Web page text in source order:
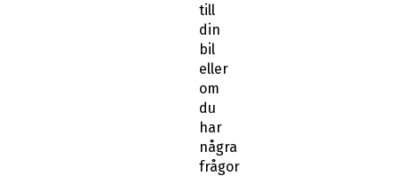
till
din
bil
eller
om
du
har
några
frågor